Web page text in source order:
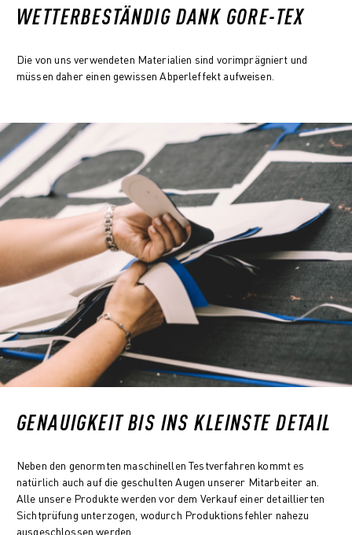
WETTERBESTÄNDIG DANK GORE-TEX
Die von uns verwendeten Materialien sind vorimprägniert und
müssen daher einen gewissen Abperleffekt aufweisen.
GENAUIGKEIT BIS INS KLEINSTE DETAIL
Neben den genormten maschinellen Testverfahren kommt es
natürlich auch auf die geschulten Augen unserer Mitarbeiter an.
Alle unsere Produkte werden vor dem Verkauf einer detaillierten
Sichtprüfung unterzogen, wodurch Produktionsfehler nahezu
ausgeschlossen werden.